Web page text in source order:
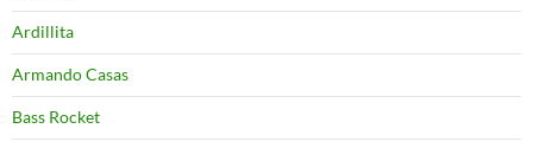
Ardillita
Armando Casas
Bass Rocket